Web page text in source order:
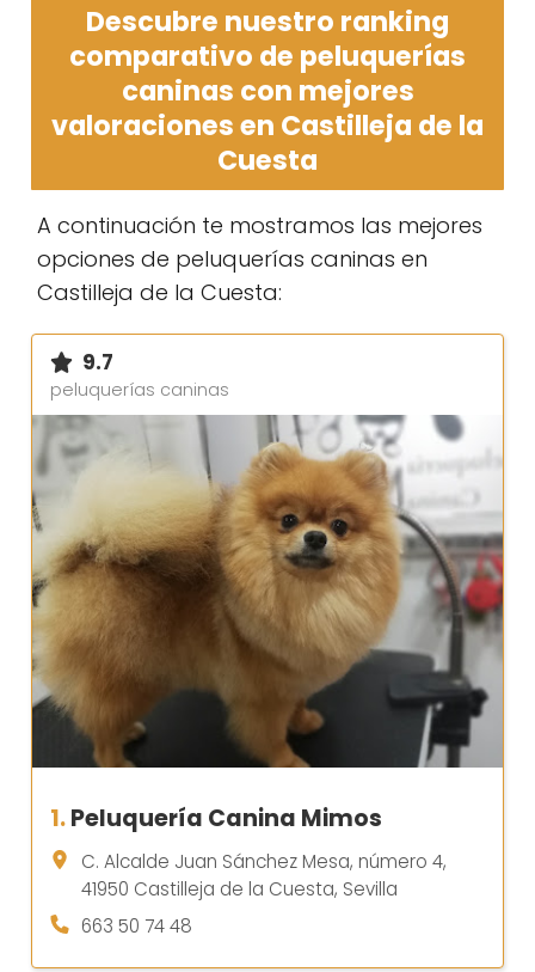
Descubre nuestro ranking
comparativo de peluquerías
caninas con mejores
valoraciones en Castilleja de la
Cuesta
A continuación te mostramos las mejores
opciones de peluquerías caninas en
Castilleja de la Cuesta:
9.7
peluquerías caninas
1.Peluquería Canina Mimos
C. Alcalde Juan Sánchez Mesa, número 4,
41950 Castilleja de la Cuesta, Sevilla
663 50 74 48